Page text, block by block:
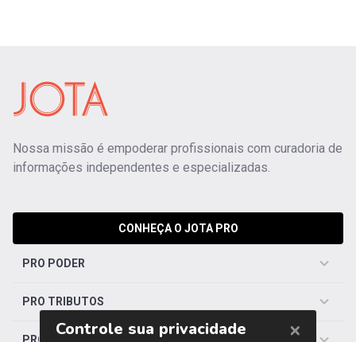
Nossa missão é empoderar profissionais com curadoria de
informações independentes e especializadas.
CONHEÇA O JOTA PRO
PRO PODER
PRO TRIBUTOS